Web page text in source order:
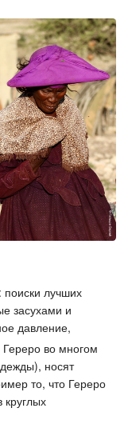
лучших
засухами и
давление,
Гереро во многом
носят
то, что Гереро
круглых